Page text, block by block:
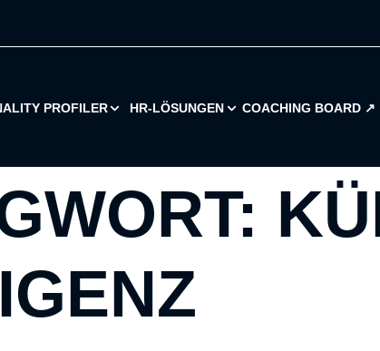
PROFILER HR-LÖSUNGEN COACHING BOARD ↗︎